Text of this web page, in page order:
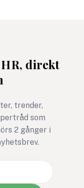
gång per år eller
utmaningen är att
chefer att faktiskt
med resultaten.
egentligen med
direkt
trender,
som
2 gånger i